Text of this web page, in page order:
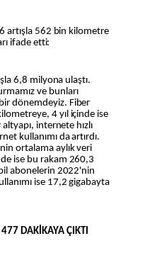
artışla 562 bin kilometre
ifade etti:
6,8 milyona ulaştı.
ve bunları
dönemdeyiz. Fiber
4 yıl içinde ise
internete hızlı
kullanımı da artırdı.
ortalama aylık veri
ise bu rakam 260,3
abonelerin 2022'nin
ise 17,2 gigabayta
477 DAKİKAYA ÇIKTI